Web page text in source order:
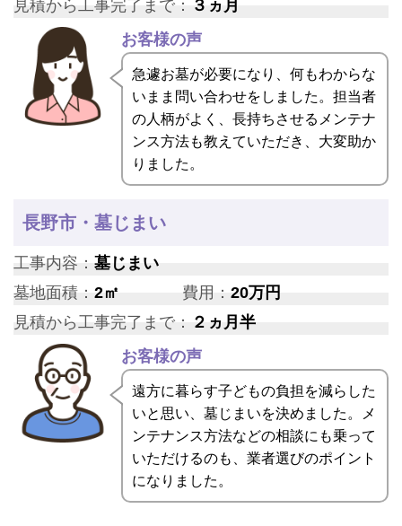
見積から工事完了まで： ３ヵ月
お客様の声
急遽お墓が必要になり、何もわからな
いまま問い合わせをしました。担当者
の人柄がよく、長持ちさせるメンテナ
ンス方法も教えていただき、大変助か
りました。
長野市・墓じまい
工事内容： 墓じまい
墓地面積： 2㎡ 費用：20万円
見積から工事完了まで： ２ヵ月半
お客様の声
遠方に暮らす子どもの負担を減らした
いと思い、墓じまいを決めました。メ
ンテナンス方法などの相談にも乗って
いただけるのも、業者選びのポイント
になりました。